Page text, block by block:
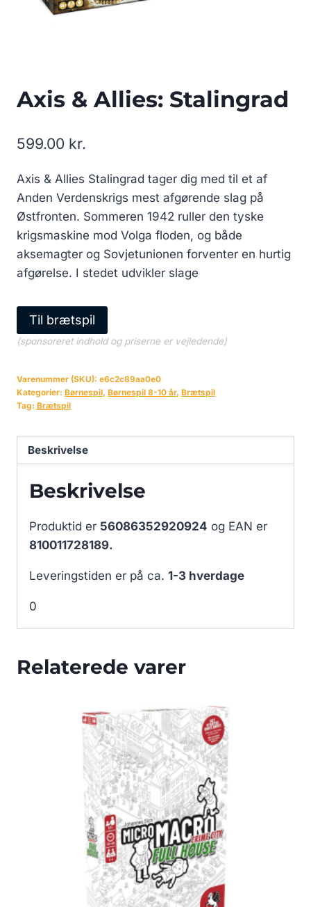
Axis & Allies: Stalingrad
599.00 kr.
Axis & Allies Stalingrad tager dig med til et af
Anden Verdenskrigs mest afgørende slag på
Østfronten. Sommeren 1942 ruller den tyske
krigsmaskine mod Volga floden, og både
aksemagter og Sovjetunionen forventer en hurtig
afgørelse. I stedet udvikler slage
Til brætspil
(sponsoreret indhold og priserne er vejledende)
Varenummer (SKU): e6c2c89aa0e0
Kategorier: Børnespil, Børnespil 8-10 år, Brætspil
Tag: Brætspil
Beskrivelse
Beskrivelse
Produktid er 56086352920924 og EAN er
810011728189.
Leveringstiden er på ca. 1-3 hverdage
0
Relaterede varer